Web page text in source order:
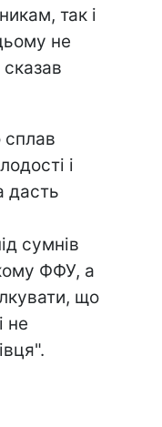
так і
не
сплав
і
дасть
сумнів
ФФУ, а
що
не